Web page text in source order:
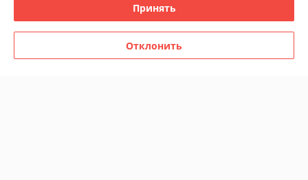
График работы
Полная версия сайта
Принять
Отклонить